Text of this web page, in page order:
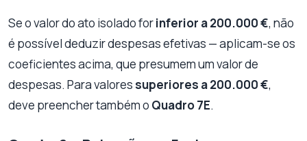
Se o valor do ato isolado forinferior a 200.000 €, não
é possível deduzir despesas efetivas — aplicam-se os
coeficientes acima, que presumem um valor de
despesas. Para valores superiores a 200.000 €,
deve preencher também o Quadro 7E.